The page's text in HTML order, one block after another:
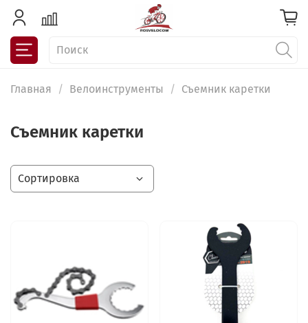
Главная Велоинструменты Съемник каретки
Съемник каретки